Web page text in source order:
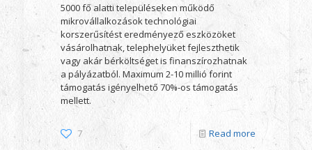
5000 fő alatti településeken működő
mikrovállalkozások technológiai
korszerűsítést eredményező eszközöket
vásárolhatnak, telephelyüket fejleszthetik
vagy akár bérköltséget is finanszírozhatnak
a pályázatból. Maximum 2-10 millió forint
támogatás igényelhető 70%-os támogatás
mellett.
7 Read more